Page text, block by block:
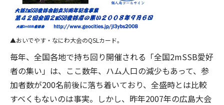
おいでやす・なにわ大会のQSLカード。
毎年、全国各地で持ち回り開催される「全国2mSSB愛好
者の集い」は、ここ数年、ハム人口の減少もあって、参
加者数が200名前後に落ち着いており、全盛時とは比較
すべくもないのは事実。しかし、昨年2007年の広島大会